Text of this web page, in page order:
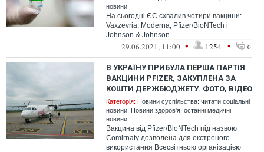
новини
На сьогодні ЄС схвалив чотири вакцини:
Vaxzevria, Moderna, Pfizer/BioNTech і
Johnson & Johnson.
29.06.2021, 11:00 • 1254 • 0
В УКРАЇНУ ПРИБУЛА ПЕРША ПАРТІЯ
ВАКЦИНИ PFIZER, ЗАКУПЛЕНА ЗА
КОШТИ ДЕРЖБЮДЖЕТУ. ФОТО, ВІДЕО
Категорія: Новини суспільства: читати соціальні
новини Новини здоров'я: останні медичні
новини
Вакцина від Pfizer/BioNTech під назвою
Comirnaty дозволена для екстреного
використання Всесвітньою організацією